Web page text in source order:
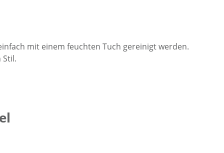
mit einem feuchten Tuch gereinigt werden.